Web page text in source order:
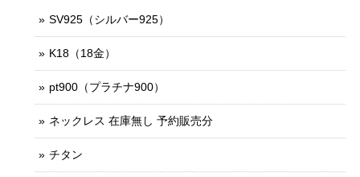
SV925（シルバー925）
K18（18金）
pt900（プラチナ900）
ネックレス 在庫無し 予約販売分
チタン